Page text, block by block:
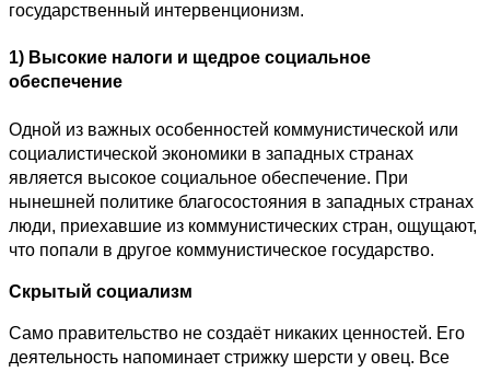
государственный интервенционизм.
1) Высокие налоги и щедрое социальное
обеспечение
Одной из важных особенностей коммунистической или
социалистической экономики в западных странах
является высокое социальное обеспечение. При
нынешней политике благосостояния в западных странах
люди, приехавшие из коммунистических стран, ощущают,
что попали в другое коммунистическое государство.
Скрытый социализм
Само правительство не создаёт никаких ценностей. Его
деятельность напоминает стрижку шерсти у овец. Все